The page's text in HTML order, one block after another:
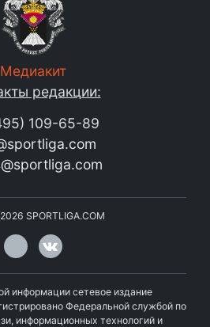
Медиакит
редакции:
109-65-89
SPORTLIGA.COM
информации сетевое издание
Федеральной службой по
информационных технологий и